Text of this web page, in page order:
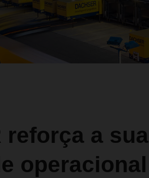
reforça a sua
operacional